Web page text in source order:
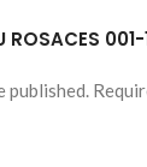
001-
published.